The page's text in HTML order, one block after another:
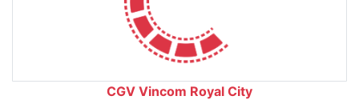
CGV Vincom Royal City